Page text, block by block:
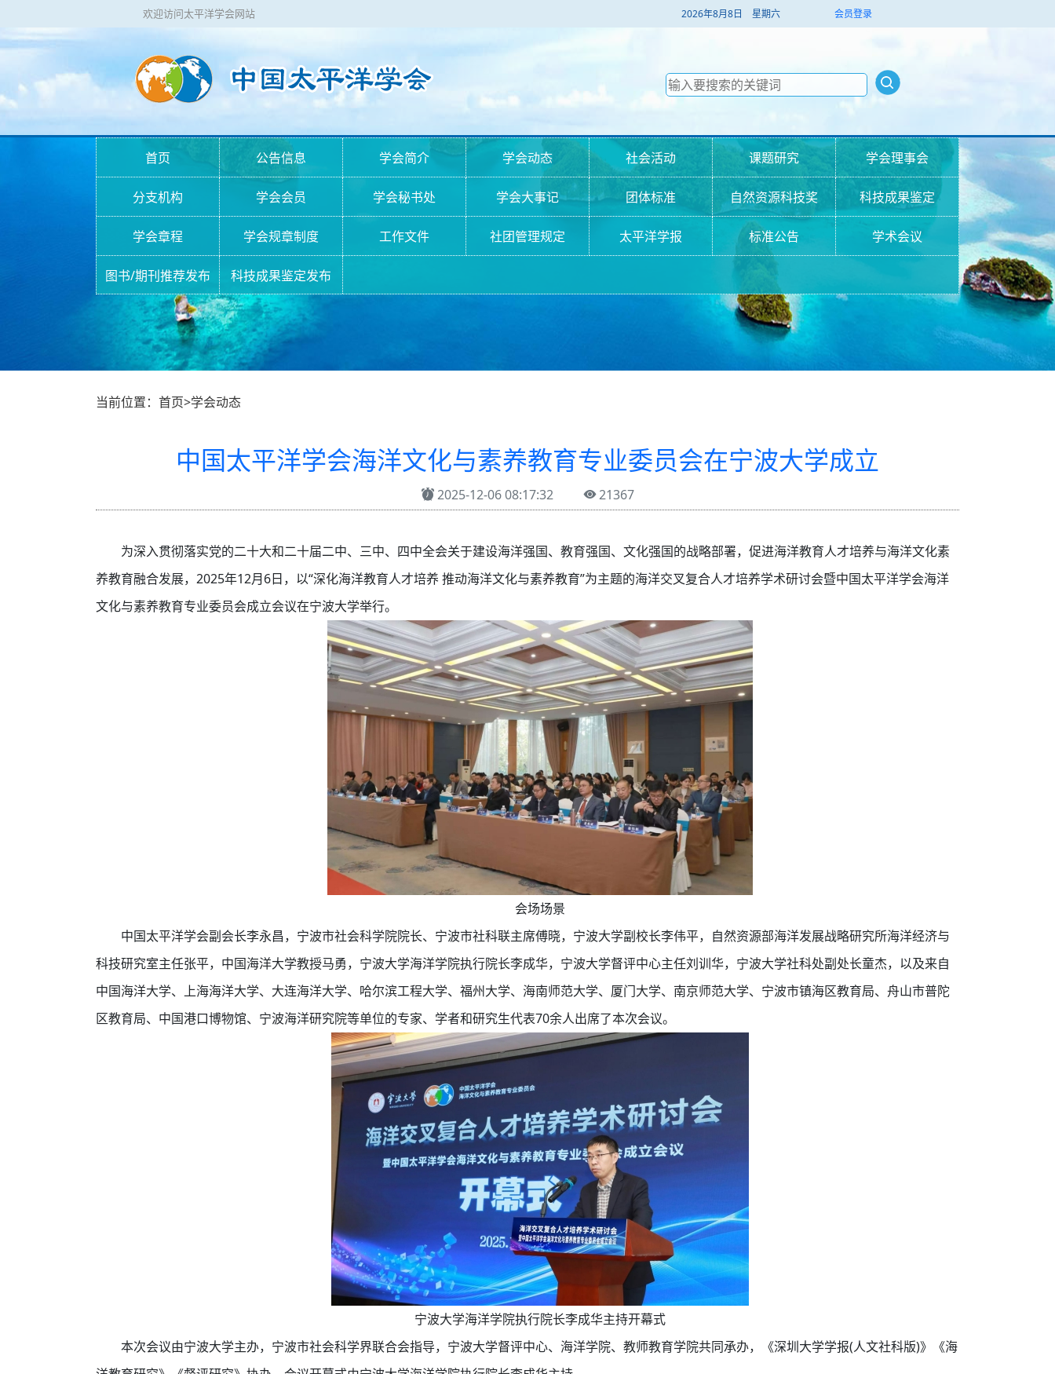
欢迎访问太平洋学会网站 2026年8月8日 星期六 会员登录
首页 公告信息 学会简介 学会动态 社会活动 课题研究 学会理事会
分支机构 学会会员 学会秘书处 学会大事记 团体标准 自然资源科技奖 科技成果鉴定
学会章程 学会规章制度 工作文件 社团管理规定 太平洋学报 标准公告 学术会议
图书/期刊推荐发布 科技成果鉴定发布
当前位置：首页>学会动态
中国太平洋学会海洋文化与素养教育专业委员会在宁波大学成立
2025-12-06 08:17:32 21367
为深入贯彻落实党的二十大和二十届二中、三中、四中全会关于建设海洋强国、教育强国、文化强国的战略部署，促进海洋教育人才培养与海洋文化素
养教育融合发展，2025年12月6日，以“深化海洋教育人才培养 推动海洋文化与素养教育”为主题的海洋交叉复合人才培养学术研讨会暨中国太平洋学会海洋
文化与素养教育专业委员会成立会议在宁波大学举行。
会场场景
中国太平洋学会副会长李永昌，宁波市社会科学院院长、宁波市社科联主席傅晓，宁波大学副校长李伟平，自然资源部海洋发展战略研究所海洋经济与
科技研究室主任张平，中国海洋大学教授马勇，宁波大学海洋学院执行院长李成华，宁波大学督评中心主任刘训华，宁波大学社科处副处长童杰，以及来自
中国海洋大学、上海海洋大学、大连海洋大学、哈尔滨工程大学、福州大学、海南师范大学、厦门大学、南京师范大学、宁波市镇海区教育局、舟山市普陀
区教育局、中国港口博物馆、宁波海洋研究院等单位的专家、学者和研究生代表70余人出席了本次会议。
宁波大学海洋学院执行院长李成华主持开幕式
本次会议由宁波大学主办，宁波市社会科学界联合会指导，宁波大学督评中心、海洋学院、教师教育学院共同承办，《深圳大学学报(人文社科版)》《海